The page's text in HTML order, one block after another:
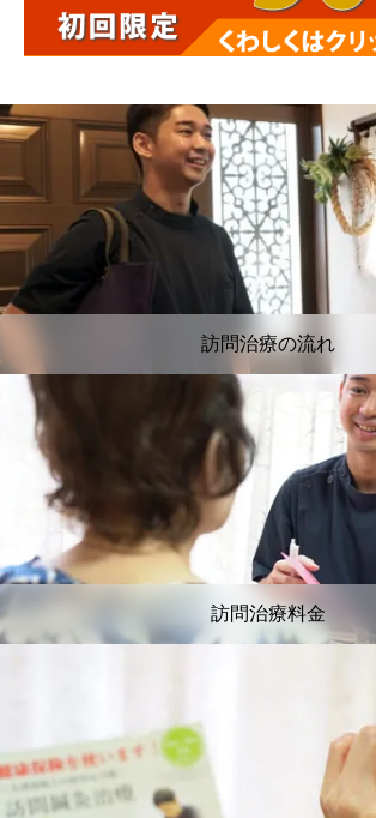
訪問治療の流れ
訪問治療料金